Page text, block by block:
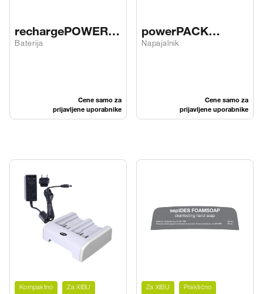
rechargePOWER
hybrid
Baterija
Cene samo za
prijavljene uporabnike
powerPACK
ADAPTER hybrid
Napajalnik
Cene samo za
prijavljene uporabnike
Kompaktno Za XIBU Za XIBU Praktično